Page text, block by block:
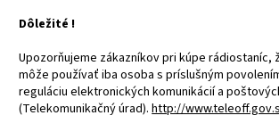
Dôležité !
Upozorňujeme zákazníkov pri kúpe rádiostaníc,
môže používať iba osoba s príslušným
reguláciu elektronických komunikácií a
(Telekomunikačný úrad).http://